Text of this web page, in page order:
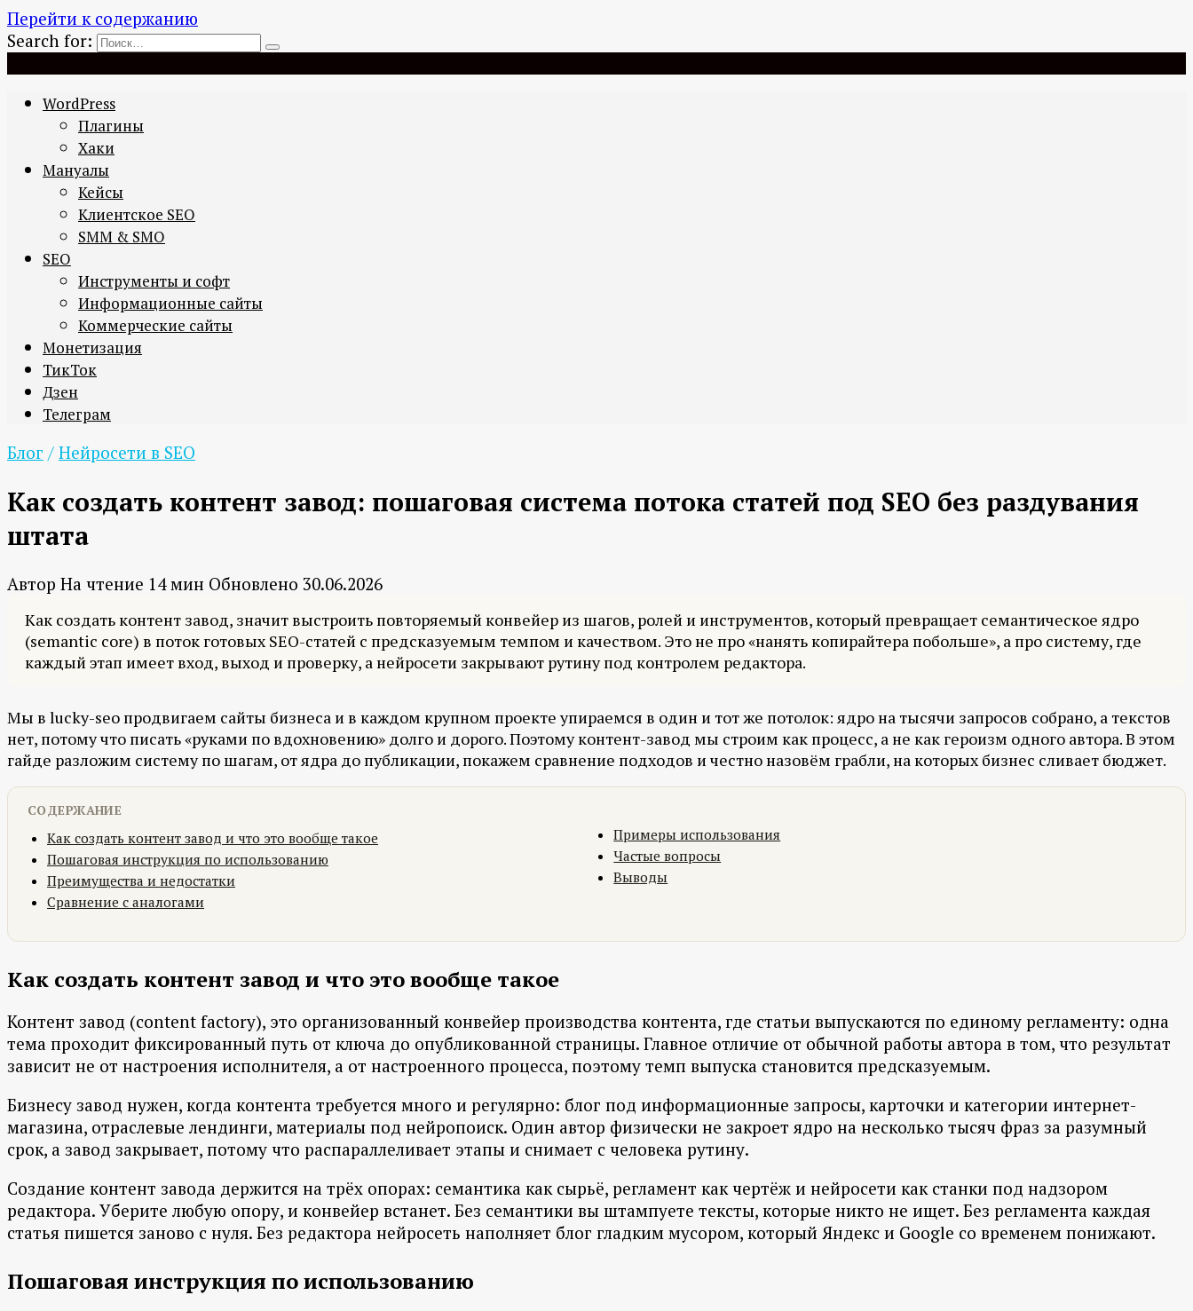
Перейти к содержанию
Search for:
WordPress
Плагины
Хаки
Мануалы
Кейсы
Клиентское SEO
SMM & SMO
SEO
Инструменты и софт
Информационные сайты
Коммерческие сайты
Монетизация
ТикТок
Дзен
Телеграм
Блог / Нейросети в SEO
Как создать контент завод: пошаговая система потока статей под SEO без раздувания
штата
Автор На чтение 14 мин Обновлено 30.06.2026
Как создать контент завод, значит выстроить повторяемый конвейер из шагов, ролей и инструментов, который превращает семантическое ядро
(semantic core) в поток готовых SEO-статей с предсказуемым темпом и качеством. Это не про «нанять копирайтера побольше», а про систему, где
каждый этап имеет вход, выход и проверку, а нейросети закрывают рутину под контролем редактора.
Мы в lucky-seo продвигаем сайты бизнеса и в каждом крупном проекте упираемся в один и тот же потолок: ядро на тысячи запросов собрано, а текстов
нет, потому что писать «руками по вдохновению» долго и дорого. Поэтому контент-завод мы строим как процесс, а не как героизм одного автора. В этом
гайде разложим систему по шагам, от ядра до публикации, покажем сравнение подходов и честно назовём грабли, на которых бизнес сливает бюджет.
СОДЕРЖАНИЕ
Как создать контент завод и что это вообще такое
Пошаговая инструкция по использованию
Преимущества и недостатки
Сравнение с аналогами
Примеры использования
Частые вопросы
Выводы
Как создать контент завод и что это вообще такое
Контент завод (content factory), это организованный конвейер производства контента, где статьи выпускаются по единому регламенту: одна
тема проходит фиксированный путь от ключа до опубликованной страницы. Главное отличие от обычной работы автора в том, что результат
зависит не от настроения исполнителя, а от настроенного процесса, поэтому темп выпуска становится предсказуемым.
Бизнесу завод нужен, когда контента требуется много и регулярно: блог под информационные запросы, карточки и категории интернет-
магазина, отраслевые лендинги, материалы под нейропоиск. Один автор физически не закроет ядро на несколько тысяч фраз за разумный
срок, а завод закрывает, потому что распараллеливает этапы и снимает с человека рутину.
Создание контент завода держится на трёх опорах: семантика как сырьё, регламент как чертёж и нейросети как станки под надзором
редактора. Уберите любую опору, и конвейер встанет. Без семантики вы штампуете тексты, которые никто не ищет. Без регламента каждая
статья пишется заново с нуля. Без редактора нейросеть наполняет блог гладким мусором, который Яндекс и Google со временем понижают.
Пошаговая инструкция по использованию